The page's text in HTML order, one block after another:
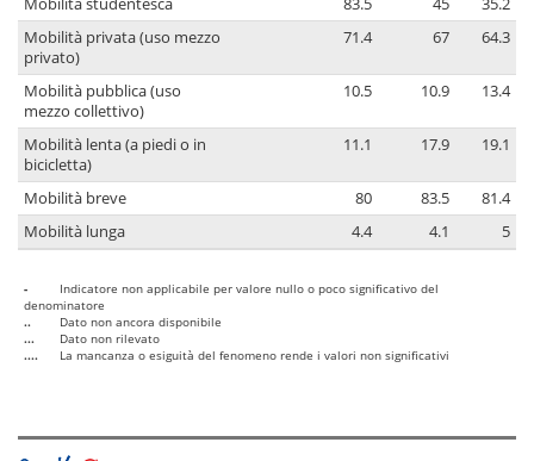
Mobilità studentesca
83.5 45
35.2
Mobilità privata (uso mezzo
privato)
71.4 67 64.3
Mobilità pubblica (uso
mezzo collettivo)
10.5 10.9 13.4
Mobilità lenta (a piedi o in
bicicletta)
11.1 17.9 19.1
Mobilità breve 80 83.5
81.4
Mobilità lunga
4.4 4.1 5
-
Indicatore non applicabile per valore nullo o poco significativo del
denominatore
..
Dato non ancora disponibile
...
Dato non rilevato
....
La mancanza o esiguità del fenomeno rende i valori non significativi